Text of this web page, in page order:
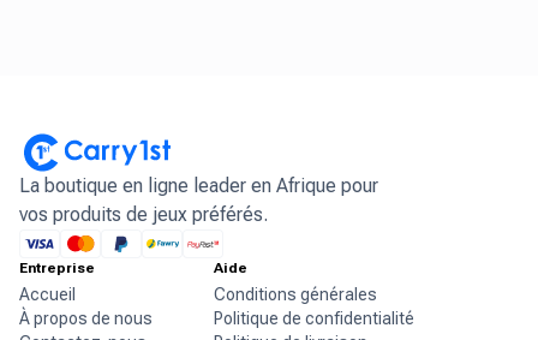
La boutique en ligne leader en Afrique pour
vos produits de jeux préférés.
Entreprise
Accueil
À propos de nous
Aide
Conditions générales
Politique de confidentialité